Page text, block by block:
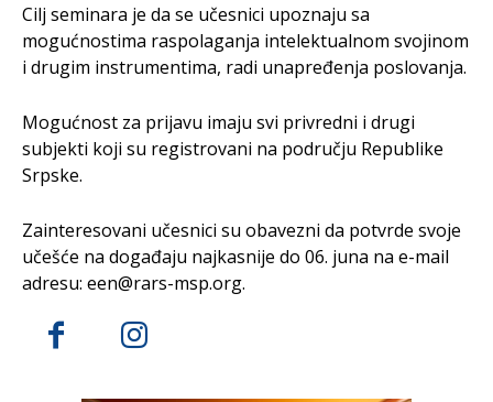
Cilj seminara je da se učesnici upoznaju sa
mogućnostima raspolaganja intelektualnom svojinom
i drugim instrumentima, radi unapređenja poslovanja.
Mogućnost za prijavu imaju svi privredni i drugi
subjekti koji su registrovani na području Republike
Srpske.
Zainteresovani učesnici su obavezni da potvrde svoje
učešće na događaju najkasnije do 06. juna na e-mail
adresu: een@rars-msp.org.